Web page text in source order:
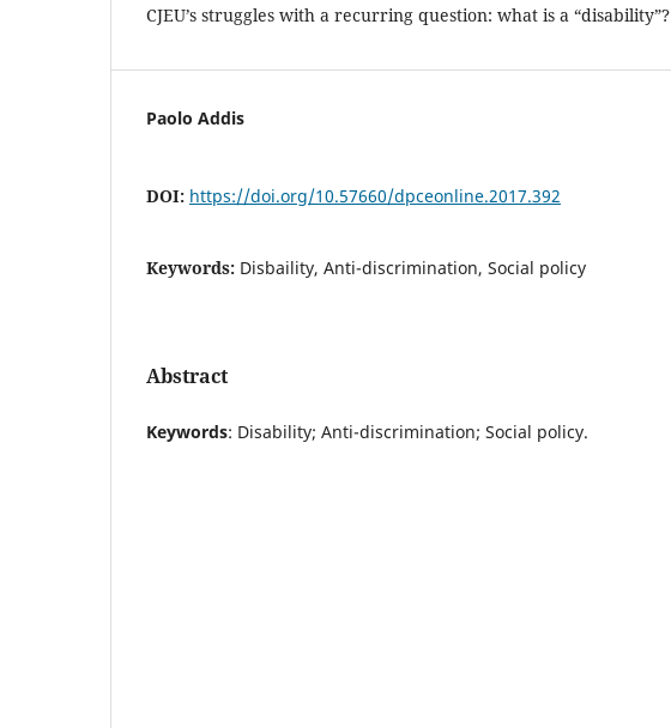
CJEU’s struggles with a recurring question: what is a “disability”?
Paolo Addis
DOI: https://doi.org/10.57660/dpceonline.2017.392
Keywords: Disbaility, Anti-discrimination, Social policy
Abstract
Keywords: Disability; Anti-discrimination; Social policy.